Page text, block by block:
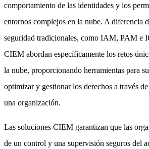
comportamiento de las identidades y los
entornos complejos en la nube. A diferencia
seguridad tradicionales, como IAM, PAM e
CIEM abordan específicamente los retos
la nube, proporcionando herramientas para
optimizar y gestionar los derechos a través
una organización.
Las soluciones CIEM garantizan que las
de un control y una supervisión seguros del